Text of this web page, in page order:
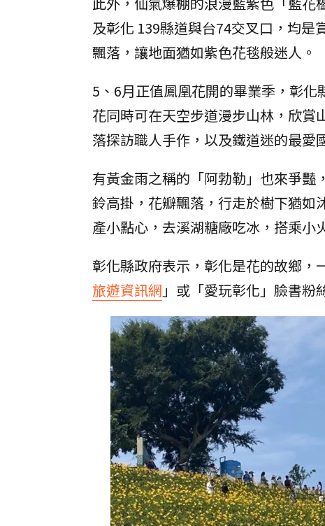
及彰化 139縣道與台74交叉口，均
飄落，讓地面猶如紫色花毯般迷人。
5、6月正值鳳凰花開的畢業季，彰
花同時可在天空步道漫步山林，欣
落探訪職人手作，以及鐵道迷的最愛
有黃金雨之稱的「阿勃勒」也來爭
鈴高掛，花瓣飄落，行走於樹下猶如
產小點心，去溪湖糖廠吃冰，搭乘小
彰化縣政府表示，彰化是花的故鄉，
旅遊資訊網 」或「愛玩彰化」臉書粉